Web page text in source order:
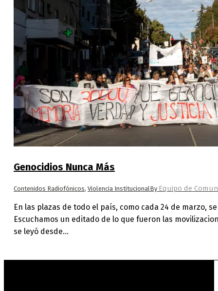
Genocidios Nunca Más
Contenidos Radiofónicos, Violencia Institucional By Equipo de
En las plazas de todo el país, como cada 24 de marzo,
Escuchamos un editado de lo que fueron las
se leyó desde…